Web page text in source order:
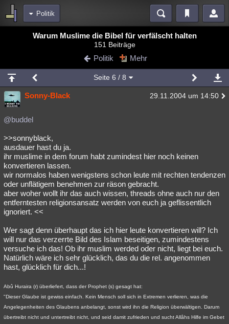
Politik
Blogs Videos
Chat Wiki Neuigkeiten
meine Rubriken
Menschen Wissenschaft Mystery Kriminalfälle
Spiritualität
Natur Umfragen
weitere Rubriken
Philosophie Träume
Astronomie Helpdesk Gruppen Gaming Filme
Musik Clash Allmystery
Besucht Teilgenommen Alle Neue Geschlossen
Lesenswert Schlüsselwörter
Warum Muslime die Bibel für verfälscht halten
151 Beiträge
Politik Mehr
Seite 6 / 8
Sonny-Black 29.11.2004 um 14:50
@buddel
>>sonnyblack,
ausdauer hast du ja.
ihr muslime in dem forum habt zumindest hier noch keinen
konvertieren lassen.
wir normalos haben wenigstens schon leute mit rechten tendenzen
oder unflätigem benehmen zur räson gebracht.
aber woher wollt ihr das auch wissen, threads ohne auch nur den
entferntesten religionsansatz werden von euch ja geflissentlich
ignoriert. <<
Wer sagt denn überhaupt das ich hier leute konvertieren will? Ich
will nur das verzerrte Bild des Islam beseitigen, zumindestens
versuche ich das! Ob ihr muslim werded oder nicht, liegt bei euch.
Natürlich wäre ich sehr glücklich, das du die rel. angenommen
hast, glücklich für dich...!
Abû Huraira (r) überliefert, dass der Prophet (s) gesagt hat:
"Dieser Glaube ist gewiss einfach. Kein Mensch soll sich in Extremen verlieren, was die
Angelegenheiten des Glaubens anbelangt, sonst wird ihn die Religion überwältigen. Darum
übertreibt nicht und untertreibt nicht, und seid damit zufrieden und sucht Allâhs Hilfe im Gebet